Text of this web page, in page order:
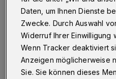
unsinnig. Sie ist
oder
wird der
Mitmenschen
meiner Ansicht nach
Daten, um Ihnen Dienste
Zwecke. Durch Auswahl
Widerruf Ihrer Einwilligung
Wenn Tracker deaktiviert
Anzeigen möglicherweise
Sie. Sie können dieses